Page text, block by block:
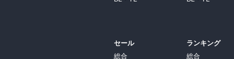
セール
総合
ランキング
総合